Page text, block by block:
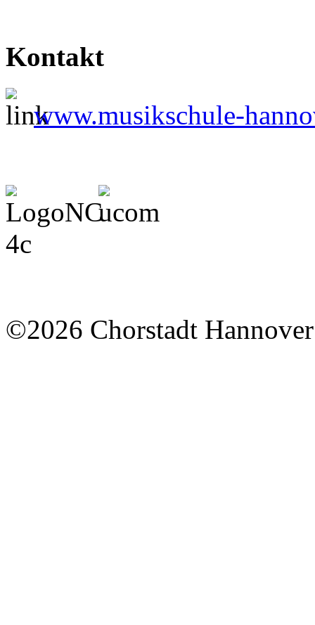
Kontakt
www.musikschule-
©2026 Chorstadt Hannover